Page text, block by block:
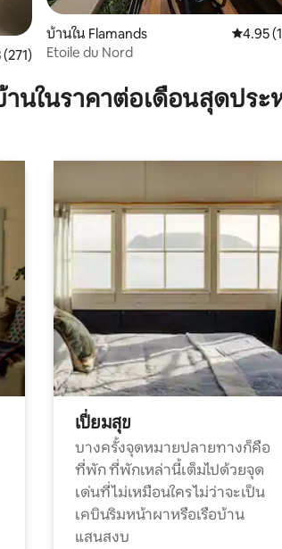
ฉลี่ย 4.83 จาก 5, 271 รีวิว
บ้านใน Flamands คะแนนเ
4.95
Etoile du Nord
นในราคาต่อเดือนสุดประ
เปี่ยมสุข
บางครั้งจุดหมายปลายทางก็คือ
ที่พัก ที่พักเหล่านี้เต็มไปด้วยจุด
เด่นที่ไม่เหมือนใคร ไม่ว่าจะเป็น
เคบินริมหน้าผาหรือเรือบ้าน
แสนสงบ